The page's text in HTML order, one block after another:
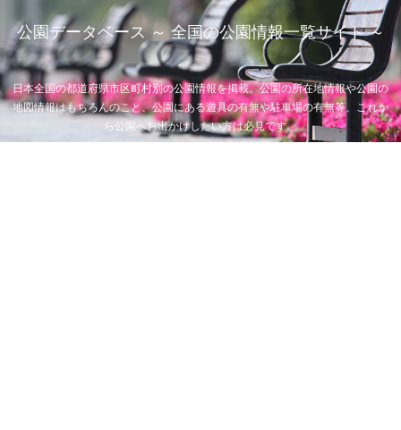
公園データベース ～ 全国の公園情報一覧サイト ～
日本全国の都道府県市区町村別の公園情報を掲載。公園の所在地情報や公園の
地図情報はもちろんのこと、公園にある遊具の有無や駐車場の有無等、これか
ら公園へお出かけしたい方は必見です。